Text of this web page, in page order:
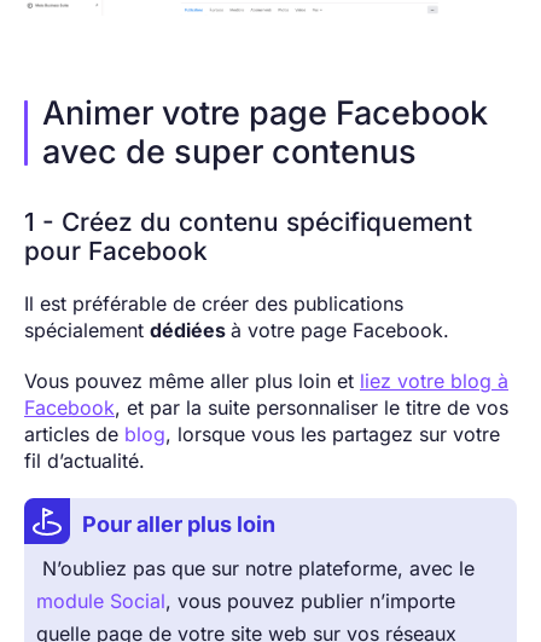
Animer votre page Facebook
avec de super contenus
1 - Créez du contenu spécifiquement
pour Facebook
Il est préférable de créer des publications
spécialement dédiées à votre page Facebook.
Vous pouvez même aller plus loin et liez votre blog à
Facebook, et par la suite personnaliser le titre de vos
articles de blog, lorsque vous les partagez sur votre
fil d’actualité.
Pour aller plus loin
N’oubliez pas que sur notre plateforme, avec le
module Social, vous pouvez publier n’importe
quelle page de votre site web sur vos réseaux